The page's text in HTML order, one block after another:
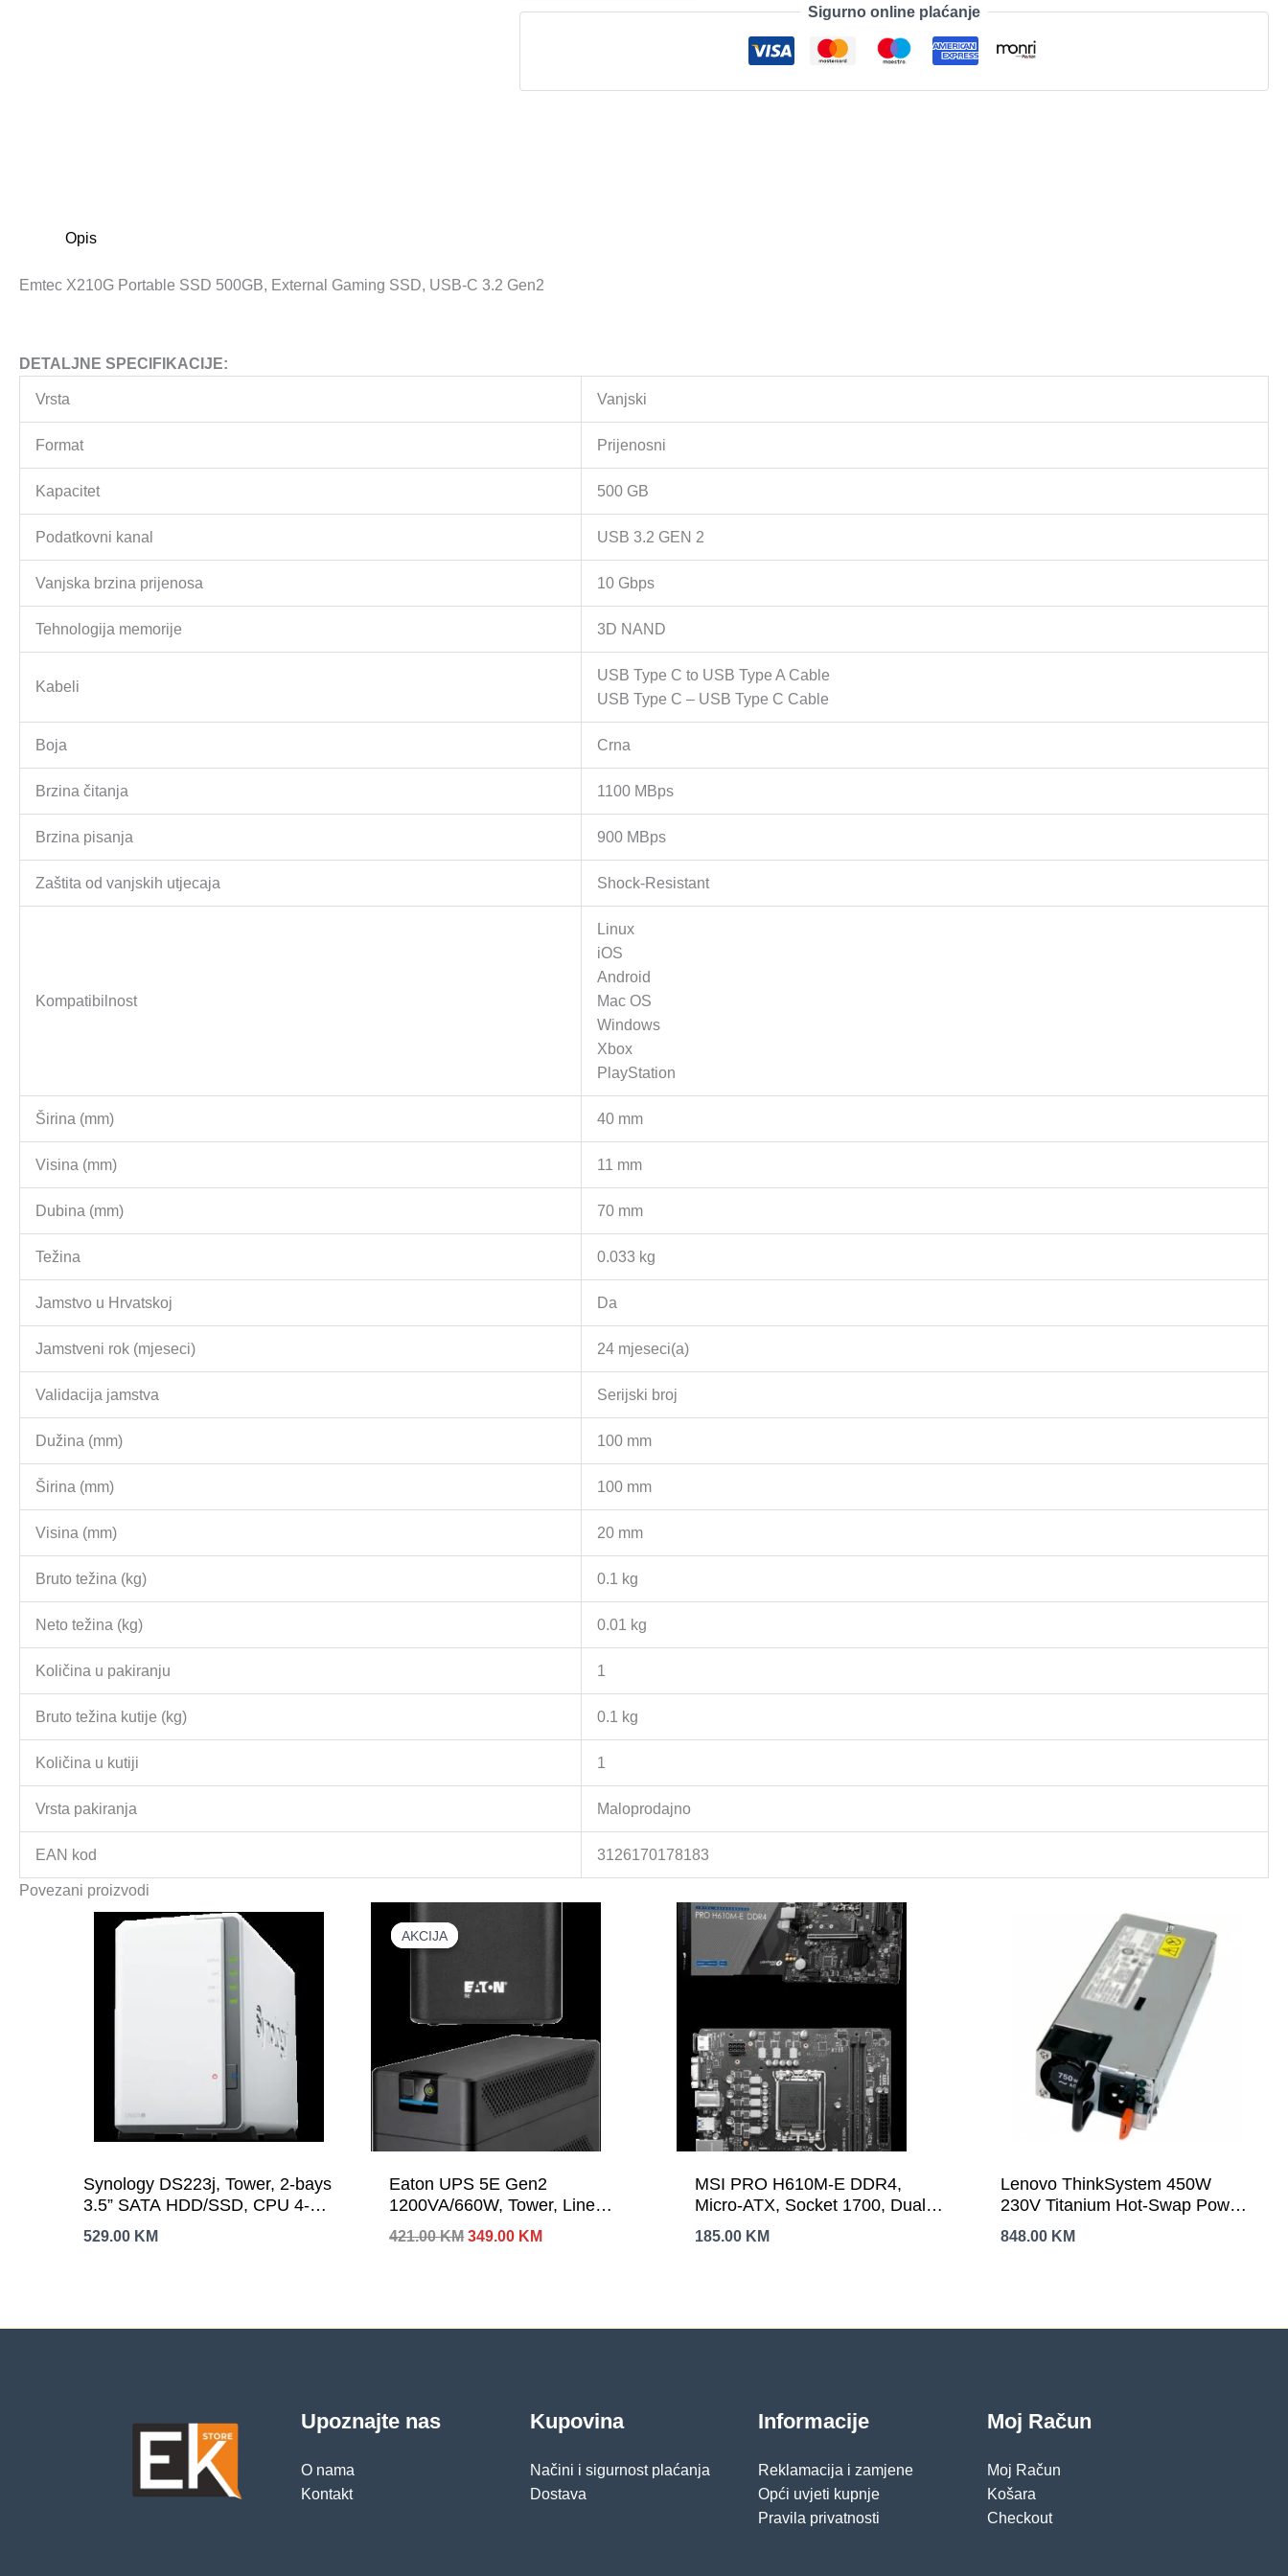
500GB,
SSD,
Sigurno online plaćanje
Opis
Emtec X210G Portable SSD 500GB, External Gaming SSD, USB-C 3.2 Gen2
DETALJNE SPECIFIKACIJE:
Vrsta Vanjski
Format Prijenosni
Kapacitet 500 GB
Podatkovni kanal USB 3.2 GEN 2
Vanjska brzina prijenosa 10 Gbps
Tehnologija memorije 3D NAND
Kabeli
USB Type C to USB Type A Cable
USB Type C – USB Type C Cable
Boja Crna
Brzina čitanja 1100 MBps
Brzina pisanja 900 MBps
Zaštita od vanjskih utjecaja Shock-Resistant
Kompatibilnost
Linux
iOS
Android
Mac OS
Windows
Xbox
PlayStation
Širina (mm) 40 mm
Visina (mm) 11 mm
Dubina (mm) 70 mm
Težina 0.033 kg
Jamstvo u Hrvatskoj Da
Jamstveni rok (mjeseci) 24 mjeseci(a)
Validacija jamstva Serijski broj
Dužina (mm) 100 mm
Širina (mm) 100 mm
Visina (mm) 20 mm
Bruto težina (kg) 0.1 kg
Neto težina (kg) 0.01 kg
Količina u pakiranju 1
Bruto težina kutije (kg) 0.1 kg
Količina u kutiji 1
Vrsta pakiranja Maloprodajno
EAN kod 3126170178183
Povezani proizvodi
Synology DS223j, Tower, 2-bays
3.5” SATA HDD/SSD, CPU 4-
core 1.7 GHz; 1 GB DDR4 non-
ECC; 1 x RJ-45 1GbE LAN Port;
529.00 KM
AKCIJA
AKCIJA
Eaton UPS 5E Gen2
1200VA/660W, Tower, Line
Interactive, 4 x SCHUKO
Outputs; 1 USB port, Eaton UPS
2yr warranty
421.00KM Izvorna
349.00 KMTrenutna
MSI PRO H610M-E DDR4,
Micro-ATX, Socket 1700, Dual
Channel DDR4 3200(OC)MHz,
1x PCIe x16 slots, 1x M.2 slots,
185.00 KM
Lenovo ThinkSystem 450W
230V Titanium Hot-Swap Power
Supply SR250 v2
848.00 KM
Upoznajte nas
O nama
Kontakt
Kupovina
Načini i sigurnost plaćanja
Dostava
Informacije
Reklamacija i zamjene
Opći uvjeti kupnje
Pravila privatnosti
Moj Račun
Moj Račun
Košara
Checkout